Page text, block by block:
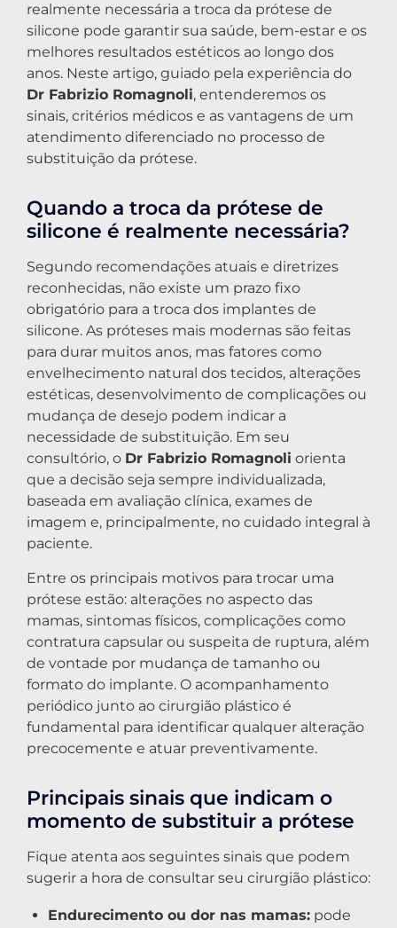
realmente necessária a troca da prótese de
silicone pode garantir sua saúde, bem-estar e os
melhores resultados estéticos ao longo dos
anos. Neste artigo, guiado pela experiência do
Dr Fabrizio Romagnoli, entenderemos os
sinais, critérios médicos e as vantagens de um
atendimento diferenciado no processo de
substituição da prótese.
Quando a troca da prótese de
silicone é realmente necessária?
Segundo recomendações atuais e diretrizes
reconhecidas, não existe um prazo fixo
obrigatório para a troca dos implantes de
silicone. As próteses mais modernas são feitas
para durar muitos anos, mas fatores como
envelhecimento natural dos tecidos, alterações
estéticas, desenvolvimento de complicações ou
mudança de desejo podem indicar a
necessidade de substituição. Em seu
consultório, o Dr Fabrizio Romagnoli orienta
que a decisão seja sempre individualizada,
baseada em avaliação clínica, exames de
imagem e, principalmente, no cuidado integral à
paciente.
Entre os principais motivos para trocar uma
prótese estão: alterações no aspecto das
mamas, sintomas físicos, complicações como
contratura capsular ou suspeita de ruptura, além
de vontade por mudança de tamanho ou
formato do implante. O acompanhamento
periódico junto ao cirurgião plástico é
fundamental para identificar qualquer alteração
precocemente e atuar preventivamente.
Principais sinais que indicam o
momento de substituir a prótese
Fique atenta aos seguintes sinais que podem
sugerir a hora de consultar seu cirurgião plástico:
Endurecimento ou dor nas mamas: pode